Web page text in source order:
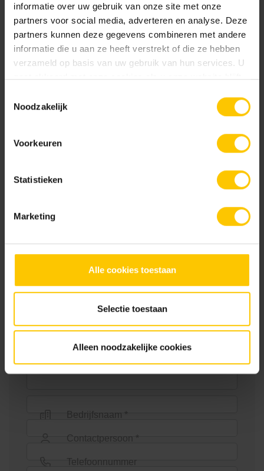
informatie over uw gebruik van onze site met onze
partners voor social media, adverteren en analyse. Deze
partners kunnen deze gegevens combineren met andere
informatie die u aan ze heeft verstrekt of die ze hebben
verzameld op basis van uw gebruik van hun services. U
gaat akkoord met onze cookies als u onze website blijft
Noodzakelijk
Voorkeuren
Statistieken
Marketing
Alle cookies toestaan
Selectie toestaan
Alleen noodzakelijke cookies
Euroline Stankslot voor
Euroline eindplaat bind
Euroline eindplaat met
zijuitloop
Euroline eindplaat zijuitloop
Euroline goot 100cm
Euroline goot 1000mm +
Neem contact op
Wie ben jij? *
Bedrijfsnaam *
Contactpersoon *
Telefoonnummer